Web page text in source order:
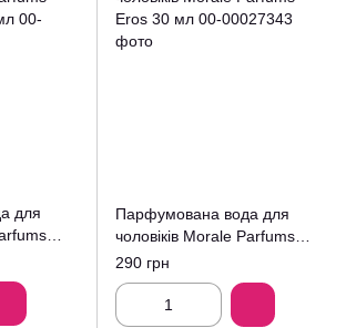
для
Парфумована вода для
чоловіків Morale Parfums
Eros 30 мл
290 грн